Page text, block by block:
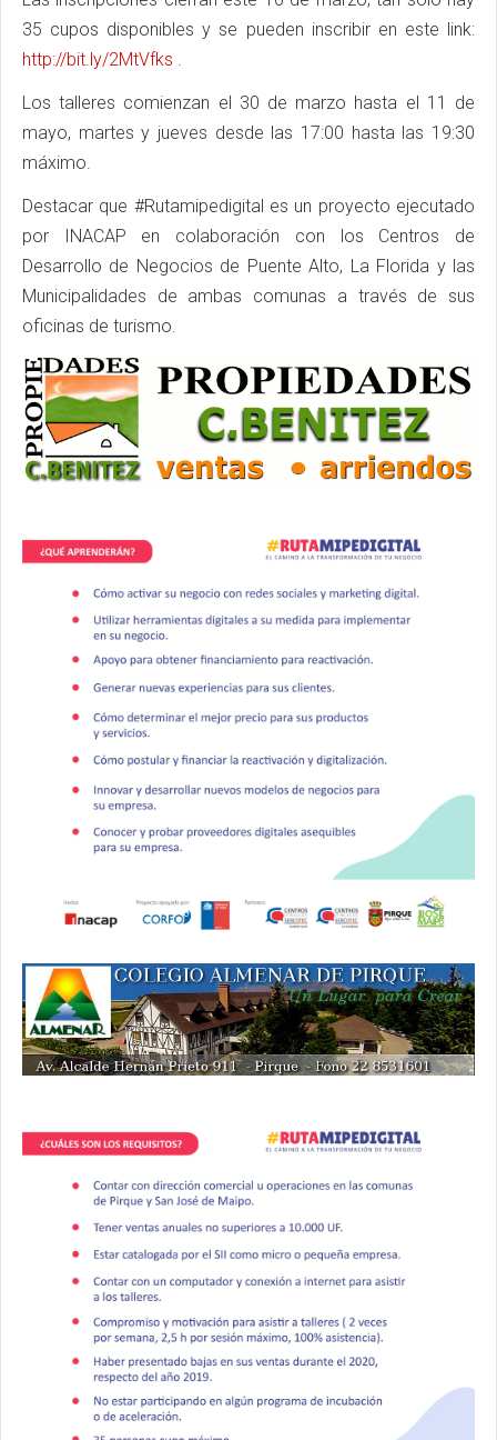
35 cupos disponibles y se pueden inscribir en este link:
http://bit.ly/2MtVfks
Los talleres comienzan el 30 de marzo hasta el 11 de
mayo, martes y jueves desde las 17:00 hasta las 19:30
máximo.
Destacar que #Rutamipedigital es un proyecto ejecutado
por INACAP en colaboración con los Centros de
Desarrollo de Negocios de Puente Alto, La Florida y las
Municipalidades de ambas comunas a través de sus
oficinas de turismo.